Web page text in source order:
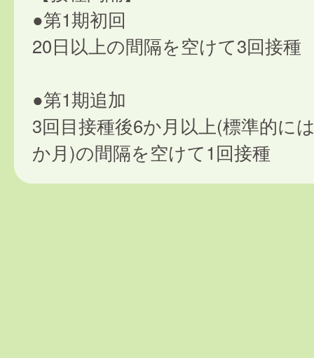
●第1期初回
20日以上の間隔を空けて3回接種
●第1期追加
3回目接種後6か月以上(標準的に
か月)の間隔を空けて1回接種